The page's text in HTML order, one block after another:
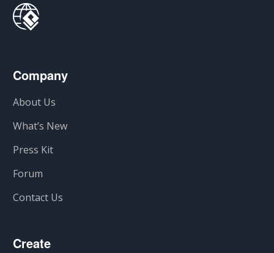
Company
About Us
What’s New
Press Kit
Forum
Contact Us
Create